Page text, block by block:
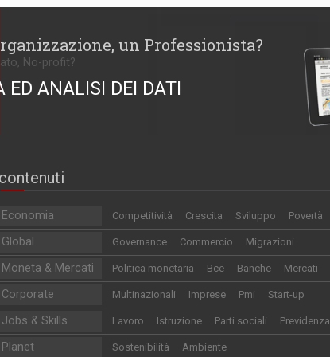
un Professionista?
No-profit?
ED ANALISI DEI DATI
contenuti
Economia Competitività Crescita Sviluppo Povertà
Global Governance Commercio Migrazioni
Moneta & Mercati Politica monetaria Bce Banche Mercati
Corporate Multinazionali Imprese Pmi Start-up
Jobs & Skills Lavoro Istruzione Parti sociali Previdenza
Planet Sostenibilità Ambiente